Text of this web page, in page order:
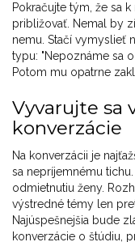
Pokračujte tým, že sa
približovať. Nemal by
nemu. Stačí vymyslieť
typu: "Nepoznáme sa
Potom mu opatrne
Vyvarujte sa
konverzácie
Na konverzácii je
sa nepríjemnému
odmietnutiu ženy.
výstredné témy len
Najúspešnejšia bude
konverzácie o štúdiu,